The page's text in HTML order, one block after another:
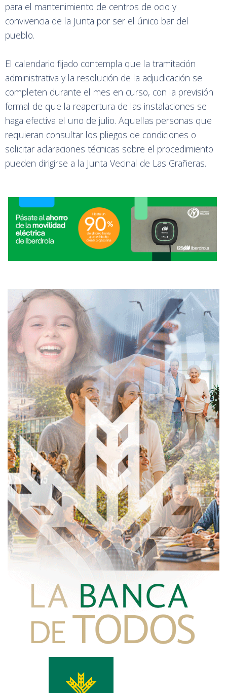
para el mantenimiento de centros de ocio y
convivencia de la Junta por ser el único bar del
pueblo.
El calendario fijado contempla que la tramitación
administrativa y la resolución de la adjudicación se
completen durante el mes en curso, con la previsión
formal de que la reapertura de las instalaciones se
haga efectiva el uno de julio. Aquellas personas que
requieran consultar los pliegos de condiciones o
solicitar aclaraciones técnicas sobre el procedimiento
pueden dirigirse a la Junta Vecinal de Las Grañeras.